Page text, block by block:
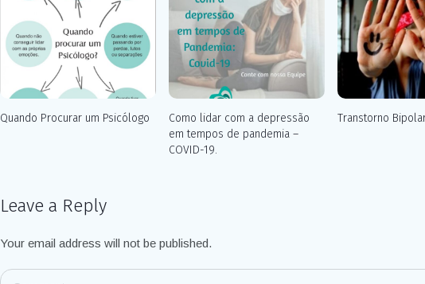
Quando Procurar um Psicólogo
Como lidar com a depressão
em tempos de pandemia –
COVID-19.
Transtorno
Leave a Reply
Your email address will not be published.